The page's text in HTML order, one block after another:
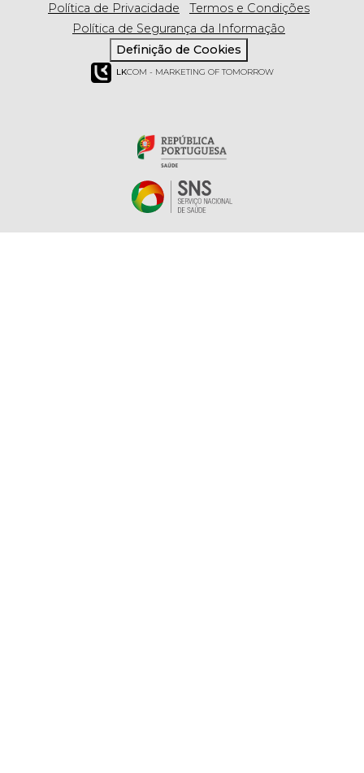
Política de Privacidade
Termos e Condições
Política de Segurança da Informação
Definição de Cookies
LKCOM - MARKETING OF TOMORROW